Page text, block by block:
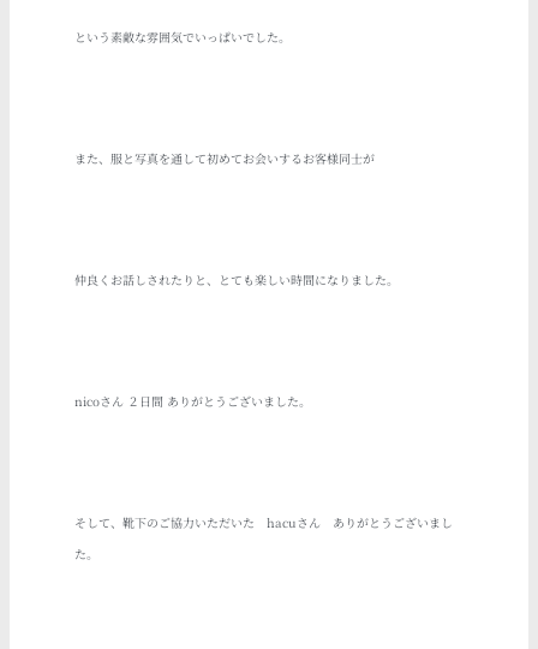
という素敵な雰囲気でいっぱいでした。
また、服と写真を通して初めてお会いするお客様同士が
仲良くお話しされたりと、とても楽しい時間になりました。
nicoさん ２日間 ありがとうございました。
そして、靴下のご協力いただいたhacuさん ありがとうございまし
た。